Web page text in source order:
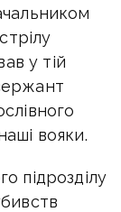
у тій
вояки.
підрозділу